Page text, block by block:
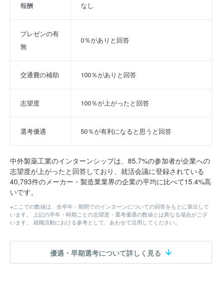
報酬 なし
プレゼンの有
無
0％がありと回答
交通費の補助 100％がありと回答
志望度 100％が上がったと回答
選考優遇 50％が有利になると思うと回答
中外製薬工業のインターンシップは、85.7%の参加者が企業への
志望度が上がったと回答しており、就活会議に登録されている
40,793件のメーカー・製造業業界の企業の平均に比べて15.4%高
いです。
※ここでの数値は、全卒年・期間でのインターンについての回答をもとに算出して
います。 上記の卒年・時期ごとの志望度・選考優遇の数値とは異なる場合がござ
います。 就職活動における参考として、あわせて活用してください。
優遇・早期選考について詳しく見る